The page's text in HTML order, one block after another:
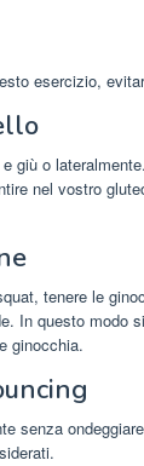
esercizio,
giù o
nel vostro
tenere le
In questo modo
ginocchia.
senza